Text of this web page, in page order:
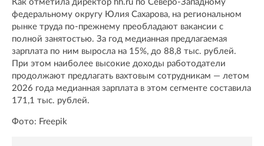
Как отметила директор hh.ru по Северо-Западному
федеральному округу Юлия Сахарова, на региональном
рынке труда по-прежнему преобладают вакансии с
полной занятостью. За год медианная предлагаемая
зарплата по ним выросла на 15%, до 88,8 тыс. рублей.
При этом наиболее высокие доходы работодатели
продолжают предлагать вахтовым сотрудникам — летом
2026 года медианная зарплата в этом сегменте составила
171,1 тыс. рублей.
Фото: Freepik